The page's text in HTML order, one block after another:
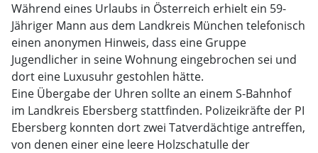
Während eines Urlaubs in Österreich erhielt ein 59-
Jähriger Mann aus dem Landkreis München telefonisch
einen anonymen Hinweis, dass eine Gruppe
Jugendlicher in seine Wohnung eingebrochen sei und
dort eine Luxusuhr gestohlen hätte.
Eine Übergabe der Uhren sollte an einem S-Bahnhof
im Landkreis Ebersberg stattfinden. Polizeikräfte der PI
Ebersberg konnten dort zwei Tatverdächtige antreffen,
von denen einer eine leere Holzschatulle der